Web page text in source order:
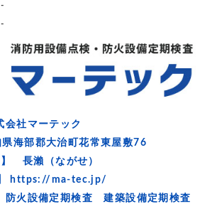
会社マーテック
海部郡大治町花常東屋敷76
瀨（ながせ）
https://ma-tec.jp/
防火設備定期検査 建築設備定期検査